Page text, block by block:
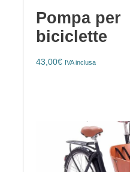
Pompa per
biciclette
43,00€ IVA inclusa